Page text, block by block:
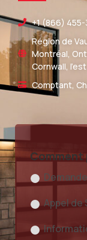
+1 (866) 455-
Région de
Montréal,
Cornwall,
Comptant,
Comment
Appel de